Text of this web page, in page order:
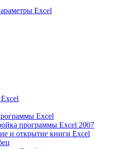
Excel
Excel
программы Excel 2007
и открытие книги Excel